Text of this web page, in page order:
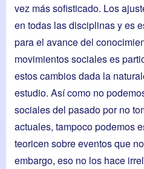
vez más sofisticado. Los
en todas las disciplinas y es
para el avance del
movimientos sociales es
estos cambios dada la
estudio. Así como no
sociales del pasado por no
actuales, tampoco podemos
teoricen sobre eventos que
embargo, eso no los hace